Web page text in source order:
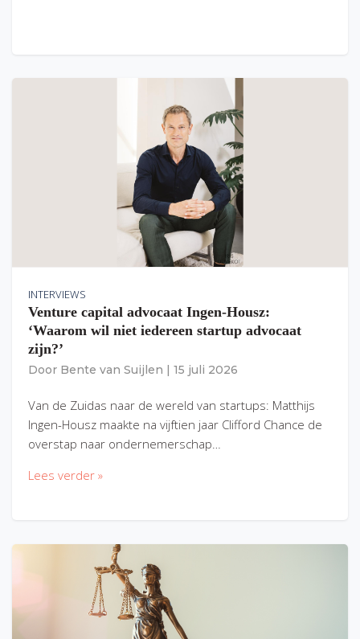
INTERVIEWS
Venture capital advocaat Ingen-Housz:
‘Waarom wil niet iedereen startup advocaat
zijn?’
Door Bente van Suijlen 15 juli 2026
Van de Zuidas naar de wereld van startups: Matthijs
Ingen-Housz maakte na vijftien jaar Clifford Chance de
overstap naar ondernemerschap…
Lees verder »